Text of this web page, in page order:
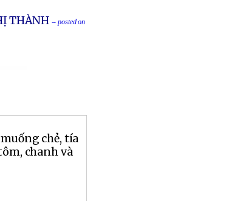
THÀNH -- posted on
chẻ, tía
chanh và